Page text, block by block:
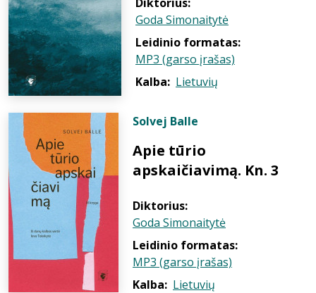
Goda Simonaitytė
Leidinio formatas:
MP3 (garso įrašas)
Kalba: Lietuvių
Solvej Balle
Apie tūrio
apskaičiavimą. Kn. 3
Diktorius:
Goda Simonaitytė
Leidinio formatas:
MP3 (garso įrašas)
Kalba: Lietuvių